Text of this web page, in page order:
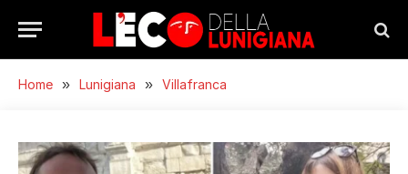
Home » Lunigiana » Villafranca